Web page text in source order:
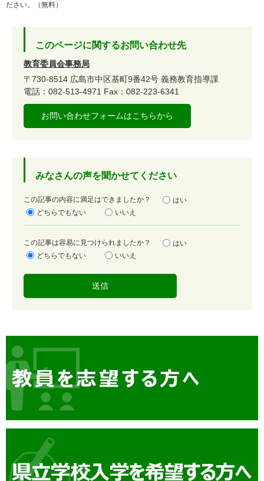
ださい。（無料）
このページに関するお問い合わせ先
教育委員会事務局
〒730-8514 広島市中区基町9番42号 義務教育指導課
電話：082-513-4971 Fax：082-223-6341
お問い合わせフォームはこちらから
みなさんの声を聞かせてください
満
足
この記事の内容に満足はできましたか？
はい
どちらでもない
いいえ
容
易
この記事は容易に見つけられましたか？
はい
どちらでもない
いいえ